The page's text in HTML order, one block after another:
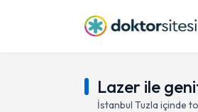
Lazer ile
İstanbul Tuzla içinde